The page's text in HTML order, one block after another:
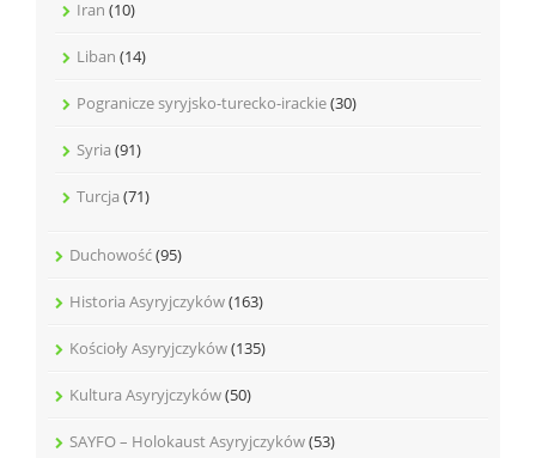
Iran (10)
Liban (14)
Pogranicze syryjsko-turecko-irackie(30)
Syria (91)
Turcja (71)
Duchowość(95)
Historia Asyryjczyków(163)
Kościoły Asyryjczyków(135)
Kultura Asyryjczyków(50)
SAYFO – Holokaust Asyryjczyków(53)